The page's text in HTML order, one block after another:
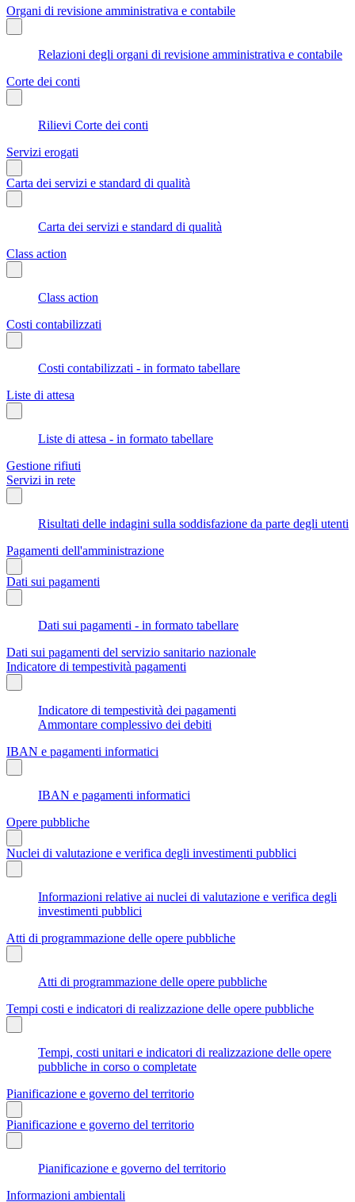
Organi di revisione amministrativa e contabile
Relazioni degli organi di revisione amministrativa e contabile
Corte dei conti
Rilievi Corte dei conti
Servizi erogati
Carta dei servizi e standard di qualità
Carta dei servizi e standard di qualità
Class action
Class action
Costi contabilizzati
Costi contabilizzati - in formato tabellare
Liste di attesa
Liste di attesa - in formato tabellare
Gestione rifiuti
Servizi in rete
Risultati delle indagini sulla soddisfazione da parte degli utenti
Pagamenti dell'amministrazione
Dati sui pagamenti
Dati sui pagamenti - in formato tabellare
Dati sui pagamenti del servizio sanitario nazionale
Indicatore di tempestività pagamenti
Indicatore di tempestività dei pagamenti
Ammontare complessivo dei debiti
IBAN e pagamenti informatici
IBAN e pagamenti informatici
Opere pubbliche
Nuclei di valutazione e verifica degli investimenti pubblici
Informazioni relative ai nuclei di valutazione e verifica degli
investimenti pubblici
Atti di programmazione delle opere pubbliche
Atti di programmazione delle opere pubbliche
Tempi costi e indicatori di realizzazione delle opere pubbliche
Tempi, costi unitari e indicatori di realizzazione delle opere
pubbliche in corso o completate
Pianificazione e governo del territorio
Pianificazione e governo del territorio
Pianificazione e governo del territorio
Informazioni ambientali